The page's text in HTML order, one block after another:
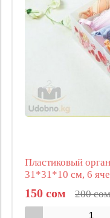
Пластиковый
31*31*10 см, 6
150 сом 200 сом